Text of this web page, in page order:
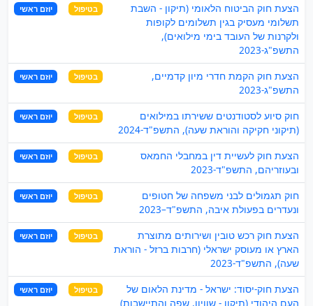
הצעת חוק הביטוח הלאומי (תיקון - השבת
תשלומי מעסיק בגין תשלומים לקופות
ולקרנות של העובד בימי מילואים),
התשפ"ג-2023
בטיפול יוזם ראשי
הצעת חוק הקמת חדרי מיון קדמיים,
התשפ"ג-2023
בטיפול יוזם ראשי
חוק סיוע לסטודנטים ששירתו במילואים
(תיקוני חקיקה והוראת שעה), התשפ"ד-2024
בטיפול יוזם ראשי
הצעת חוק לעשיית דין במחבלי החמאס
ובעוזריהם, התשפ"ד-2023
בטיפול יוזם ראשי
חוק תגמולים לבני משפחה של חטופים
ונעדרים בפעולת איבה, התשפ"ד–2023
בטיפול יוזם ראשי
הצעת חוק רכש טובין ושירותים מתוצרת
הארץ או מעוסק ישראלי (חרבות ברזל - הוראת
שעה), התשפ"ד-2023
בטיפול יוזם ראשי
הצעת חוק-יסוד: ישראל - מדינת הלאום של
העם היהודי (תיקון - שוויון, שפה והתיישבות)
בטיפול יוזם ראשי